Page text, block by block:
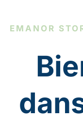
EMANOR